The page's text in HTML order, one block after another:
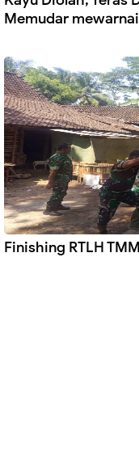
Memudar
Finishing RTLH